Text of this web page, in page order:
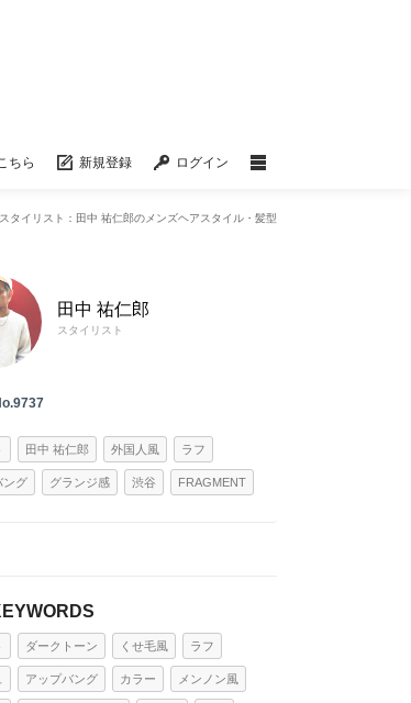
ちら 新規登録 ログイン
タイリスト：田中 祐仁郎のメンズヘアスタイル・髪型
田中 祐仁郎
スタイリスト
田中 祐仁郎 外国人風 ラフ
ング グランジ感 渋谷 FRAGMENT
ダークトーン くせ毛風 ラフ
アップバング カラー メンノン風